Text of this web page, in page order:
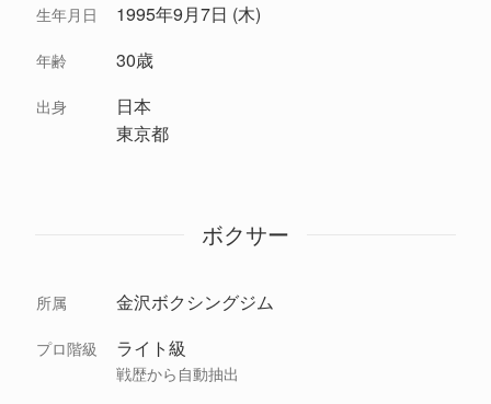
生年月日 1995年9月7日 (木)
年齢 30歳
出身
日本
東京都
ボクサー
所属 金沢ボクシングジム
プロ階級 ライト級
戦歴から自動抽出